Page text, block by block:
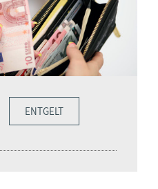
ENTGELT